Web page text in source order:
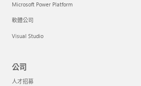
Microsoft Power Platform
軟體公司
Visual Studio
公司
人才招募